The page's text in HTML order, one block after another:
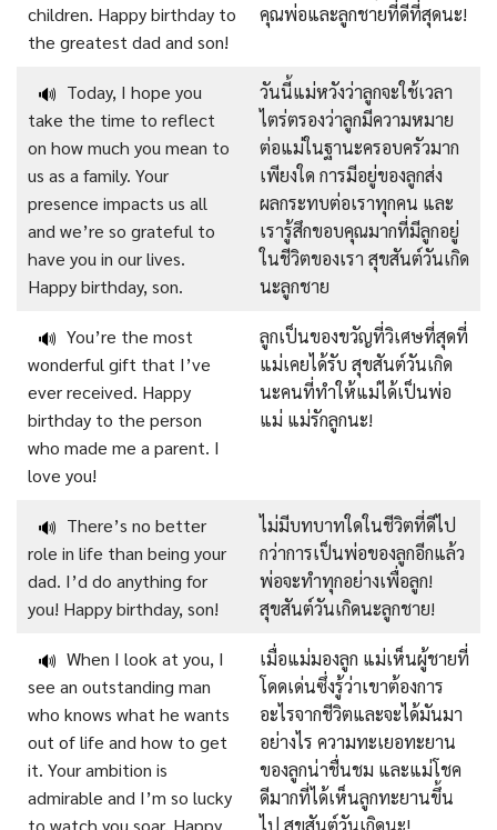
children. Happy birthday to
the greatest dad and son!
คุณพ่อและลูกชายที่ดีที่สุดนะ!
🔊 Today, I hope you
take the time to reflect
on how much you mean to
us as a family. Your
presence impacts us all
and we’re so grateful to
have you in our lives.
Happy birthday, son.
วันนี้แม่หวังว่าลูกจะใช้เวลา
ไตร่ตรองว่าลูกมีความหมาย
ต่อแม่ในฐานะครอบครัวมาก
เพียงใด การมีอยู่ของลูกส่ง
ผลกระทบต่อเราทุกคน และ
เรารู้สึกขอบคุณมากที่มีลูกอยู่
ในชีวิตของเรา สุขสันต์วันเกิด
นะลูกชาย
🔊 You’re the most
wonderful gift that I’ve
ever received. Happy
birthday to the person
who made me a parent. I
love you!
ลูกเป็นของขวัญที่วิเศษที่สุดที่
แม่เคยได้รับ สุขสันต์วันเกิด
นะคนที่ทำให้แม่ได้เป็นพ่อ
แม่ แม่รักลูกนะ!
🔊 There’s no better
role in life than being your
dad. I’d do anything for
you! Happy birthday, son!
ไม่มีบทบาทใดในชีวิตที่ดีไป
กว่าการเป็นพ่อของลูกอีกแล้ว
พ่อจะทำทุกอย่างเพื่อลูก!
สุขสันต์วันเกิดนะลูกชาย!
🔊 When I look at you, I
see an outstanding man
who knows what he wants
out of life and how to get
it. Your ambition is
admirable and I’m so lucky
to watch you soar. Happy
เมื่อแม่มองลูก แม่เห็นผู้ชายที่
โดดเด่นซึ่งรู้ว่าเขาต้องการ
อะไรจากชีวิตและจะได้มันมา
อย่างไร ความทะเยอทะยาน
ของลูกน่าชื่นชม และแม่โชค
ดีมากที่ได้เห็นลูกทะยานขึ้น
ไป สุขสันต์วันเกิดนะ!